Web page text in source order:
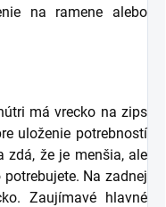
na ramene alebo
má vrecko na zips
uloženie potrebností
zdá, že je menšia, ale
Na zadnej
Zaujímavé hlavné